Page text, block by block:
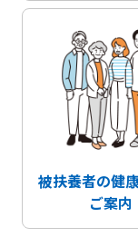
被扶養者の健
ご案内